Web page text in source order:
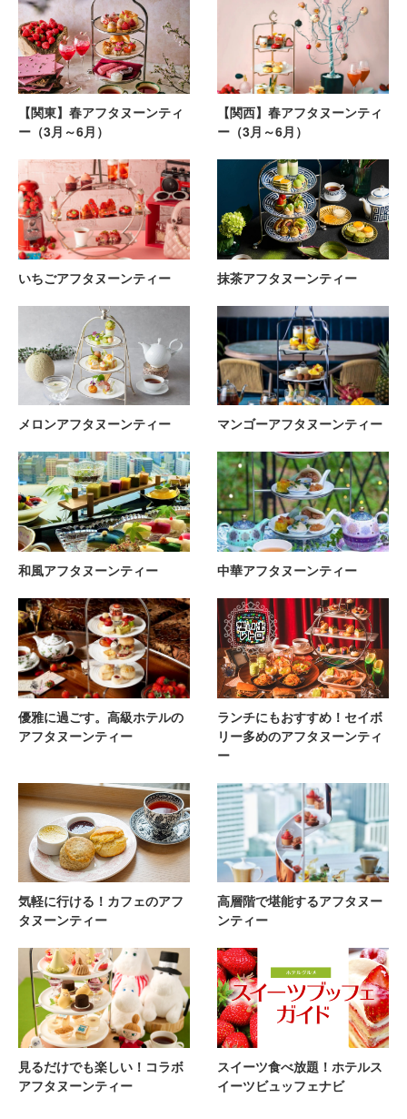
【関東】春アフタヌーンティ
ー（3月～6月）
【関西】春アフタヌーンティ
ー（3月～6月）
いちごアフタヌーンティー 抹茶アフタヌーンティー
メロンアフタヌーンティー マンゴーアフタヌーンティー
和風アフタヌーンティー 中華アフタヌーンティー
優雅に過ごす。高級ホテルの
アフタヌーンティー
ランチにもおすすめ！セイボ
リー多めのアフタヌーンティ
ー
気軽に行ける！カフェのアフ
タヌーンティー
高層階で堪能するアフタヌー
ンティー
見るだけでも楽しい！コラボ
アフタヌーンティー
スイーツ食べ放題！ホテルス
イーツビュッフェナビ